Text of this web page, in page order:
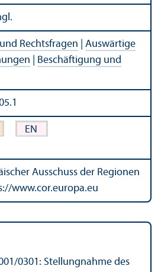
Rechts­fragen
Auswärtige
Beschäftigung und
EN
Ausschuss der Regionen
www.cor.europa.eu
0301: Stellungnahme des